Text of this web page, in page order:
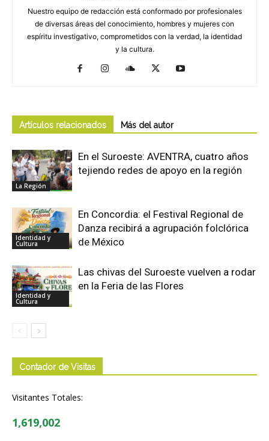
Nuestro equipo de redacción está conformado por profesionales
de diversas áreas del conocimiento, hombres y mujeres con
espíritu investigativo, comprometidos con la verdad, la identidad
y la cultura.
Artículos relacionados Más del autor
La Región
En el Suroeste: AVENTRA, cuatro años
tejiendo redes de apoyo en la región
Identidad y
Cultura
En Concordia: el Festival Regional de
Danza recibirá a agrupación folclórica
de México
Identidad y
Cultura
Las chivas del Suroeste vuelven a rodar
en la Feria de las Flores
Contador de Visitas
Visitantes Totales:
1,619,002